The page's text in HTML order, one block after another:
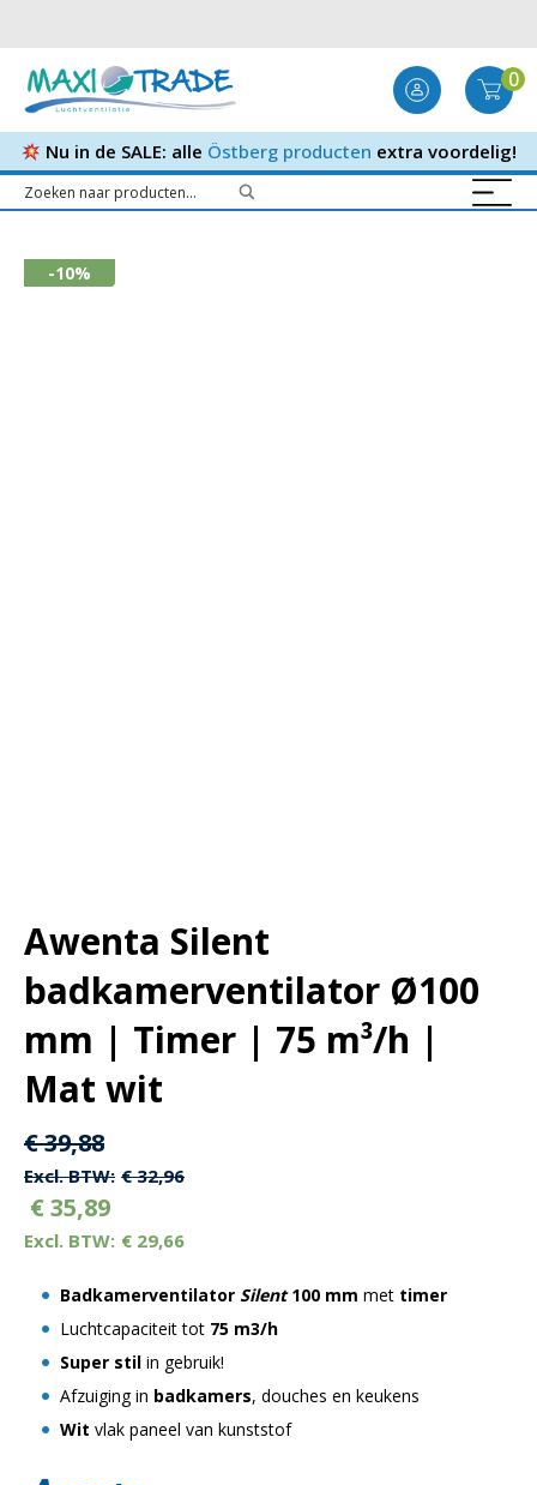
0
Nu in de SALE: alle Östberg producten extra voordelig!
-10%
Awenta Silent
badkamerventilator Ø100
mm | Timer | 75 m³/h |
Mat wit
Oorspronkelijke
prijs
was:
€ 39,88.
€39,88Huidige
prijs
is:
€ 39,88.
€32,96
€35,89
€ 29,66
Badkamerventilator Silent 100 mm met timer
Luchtcapaciteit tot 75 m3/h
Super stil in gebruik!
Afzuiging in badkamers, douches en keukens
Wit vlak paneel van kunststof